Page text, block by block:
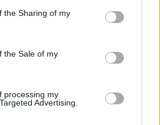
usage behaviour. You may click to
Google and its third-party tags to
specified purposes in below Google
the Sharing of my
the Sale of my
processing my
Advertising.
la de Dani Gómez, que se sumó a
la jornada 29 por una lesión
minuto 75 con claros signos de
revelado que sufre una rotura
baja, que rondará las dos o tres
la evolución y el grado de la